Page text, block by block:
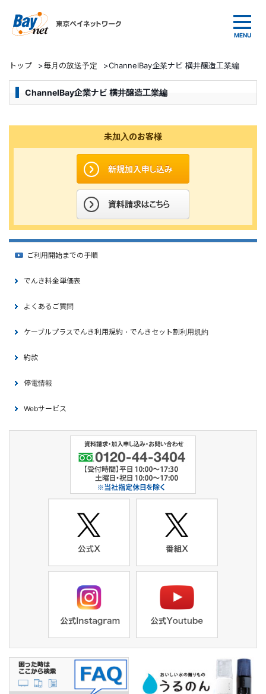
トップ >毎月の放送予定 >ChannelBay企業ナビ 横井醸造工業編
ChannelBay企業ナビ 横井醸造工業編
未加入のお客様
ご利用開始までの手順
でんき料金単価表
よくあるご質問
ケーブルプラスでんき利用規約・でんきセット割利用規約
約款
停電情報
Webサービス